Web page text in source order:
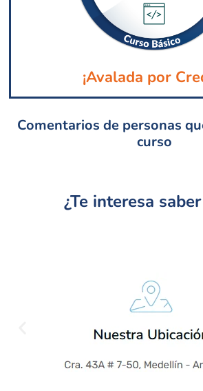
¡Avalada por
Comentarios de personas
curso
¿Te interesa